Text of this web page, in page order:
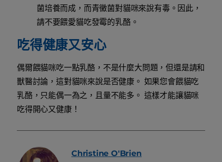
菌培養而成，而青黴菌對貓咪來說有毒。因此，
請不要餵愛貓吃發霉的乳酪。
吃得健康又安心
偶爾餵貓咪吃一點乳酪，不是什麼大問題，但還是請和
獸醫討論，這對貓咪來說是否健康。 如果您會餵貓吃
乳酪，只能偶一為之，且量不能多。 這樣才能讓貓咪
吃得開心又健康！
Christine O'Brien